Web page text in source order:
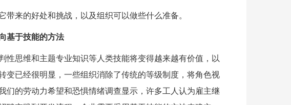
来的好处和挑战，以及组织可以做些什么准备。
基于技能的方法
性思维和主题专业知识等人类技能将变得越来越有价值，以
变已经很明显，一些组织消除了传统的等级制度，将角色视
们的劳动力希望和恐惧情绪调查显示，许多工人认为雇主继